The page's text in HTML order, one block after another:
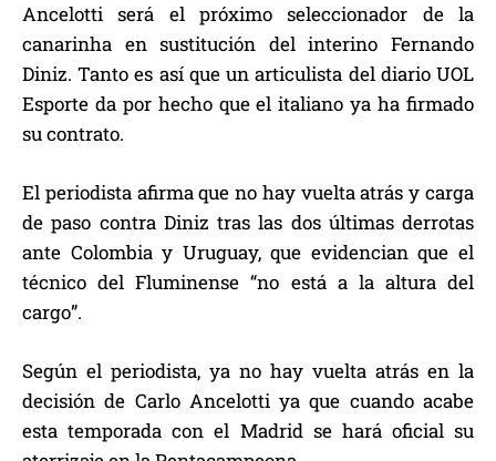
Ancelotti será el próximo seleccionador de la
canarinha en sustitución del interino Fernando
Diniz. Tanto es así que un articulista del diario UOL
Esporte da por hecho que el italiano ya ha firmado
su contrato.
El periodista afirma que no hay vuelta atrás y carga
de paso contra Diniz tras las dos últimas derrotas
ante Colombia y Uruguay, que evidencian que el
técnico del Fluminense “no está a la altura del
cargo”.
Según el periodista, ya no hay vuelta atrás en la
decisión de Carlo Ancelotti ya que cuando acabe
esta temporada con el Madrid se hará oficial su